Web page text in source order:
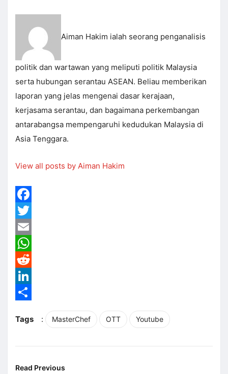
Aiman Hakim ialah seorang penganalisis
politik dan wartawan yang meliputi politik Malaysia
serta hubungan serantau ASEAN. Beliau memberikan
laporan yang jelas mengenai dasar kerajaan,
kerjasama serantau, dan bagaimana perkembangan
antarabangsa mempengaruhi kedudukan Malaysia di
Asia Tenggara.
View all posts by Aiman Hakim
Facebook
Twitter
Email
WhatsApp
Reddit
LinkedIn
Tags
: MasterChef OTT Youtube
Read Previous